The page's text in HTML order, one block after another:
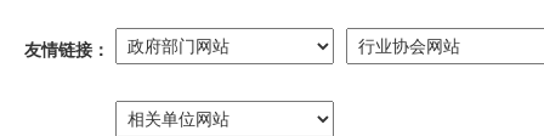
友情链接：